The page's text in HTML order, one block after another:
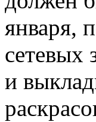
января,
сетевых
и